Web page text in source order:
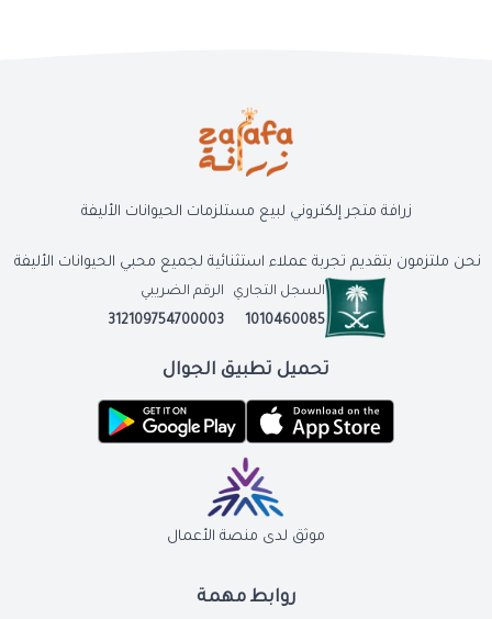
روابط مهمة
زرافة متجر إلكتروني لبيع مستلزمات الحيوانات الأليفة
نحن ملتزمون بتقديم تجربة عملاء استثنائية لجميع محبي الحيوانات الأليفة
السجل التجاري
1010460085
الرقم الضريبي
312109754700003
تحميل تطبيق الجوال
موثق لدى منصة الأعمال